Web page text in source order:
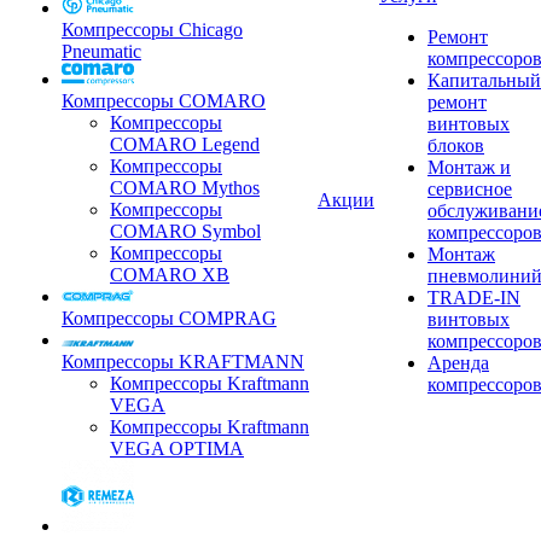
Компрессоры Chicago
Pneumatic
Компрессоры COMARO
Компрессоры
COMARO Legend
Компрессоры
COMARO Mythos
Компрессоры
COMARO Symbol
Компрессоры
COMARO XB
Компрессоры COMPRAG
Компрессоры KRAFTMANN
Компрессоры Kraftmann
VEGA
Компрессоры Kraftmann
VEGA OPTIMA
Акции
Ремонт
компрессоров
Капитальный
ремонт
винтовых
блоков
Монтаж и
сервисное
компрессоров
Монтаж
пневмолиний
TRADE-IN
винтовых
компрессоров
Аренда
компрессоров